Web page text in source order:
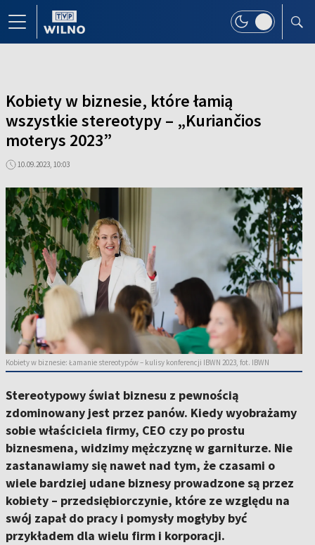
Kobiety w biznesie, które łamią
wszystkie stereotypy – „Kuriančios
moterys 2023”
10.09.2023, 10:03
Kobiety w biznesie: Łamanie stereotypów – kulisy konferencji IBWN 2023, fot. IBWN
Stereotypowy świat biznesu z pewnością
zdominowany jest przez panów. Kiedy wyobrażamy
sobie właściciela firmy, CEO czy po prostu
biznesmena, widzimy mężczyznę w garniturze. Nie
zastanawiamy się nawet nad tym, że czasami o
wiele bardziej udane biznesy prowadzone są przez
kobiety – przedsiębiorczynie, które ze względu na
swój zapał do pracy i pomysły mogłyby być
przykładem dla wielu firm i korporacji.